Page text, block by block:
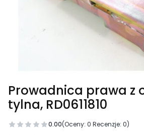
Prowadnica prawa z
tylna, RD0611810
0.00(Oceny: 0 Recenzje: 0)